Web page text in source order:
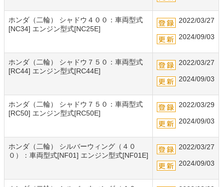
ホンダ（二輪） シャドウ４００：車両型式
[NC34] エンジン型式[NC25E]
2022/03/27
2024/09/03
ホンダ（二輪） シャドウ７５０：車両型式
[RC44] エンジン型式[RC44E]
2022/03/27
2024/09/03
ホンダ（二輪） シャドウ７５０：車両型式
[RC50] エンジン型式[RC50E]
2022/03/29
2024/09/03
ホンダ（二輪） シルバーウィング（４０
０）：車両型式[NF01] エンジン型式[NF01E]
2022/03/27
2024/09/03